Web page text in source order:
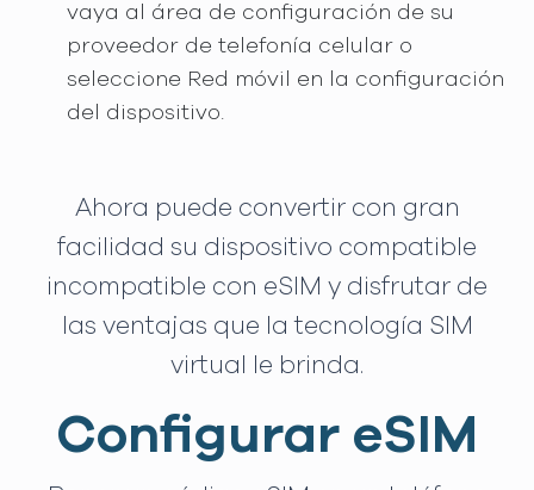
vaya al área de configuración de su
proveedor de telefonía celular o
seleccione Red móvil en la configuración
del dispositivo.
Ahora puede convertir con gran
facilidad su dispositivo compatible
incompatible con eSIM y disfrutar de
las ventajas que la tecnología SIM
virtual le brinda.
Configurar eSIM